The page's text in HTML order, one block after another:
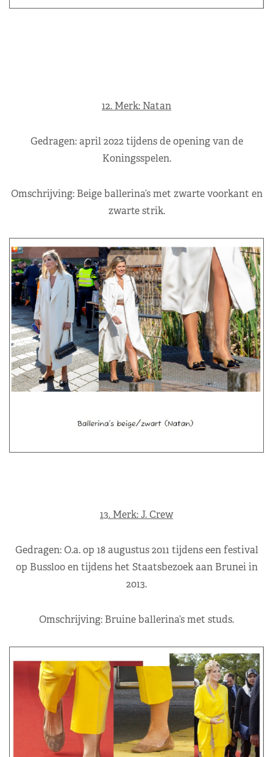
12. Merk: Natan
Gedragen: april 2022 tijdens de opening van de
Koningsspelen.
Omschrijving: Beige ballerina’s met zwarte voorkant en
zwarte strik.
13. Merk: J. Crew
Gedragen: O.a. op 18 augustus 2011 tijdens een festival
op Bussloo en tijdens het Staatsbezoek aan Brunei in
2013.
Omschrijving: Bruine ballerina’s met studs.